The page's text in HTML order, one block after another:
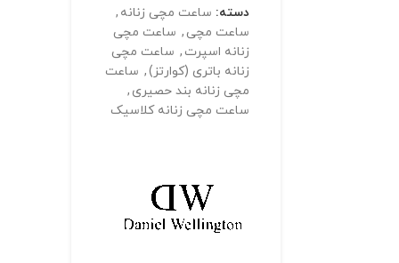
دسته: ساعت مچی زنانه ,
ساعت مچی , ساعت مچی
زنانه اسپرت , ساعت مچی
زنانه باتری (کوارتز), ساعت
مچی زنانه بند حصیری ,
ساعت مچی زنانه کلاسیک